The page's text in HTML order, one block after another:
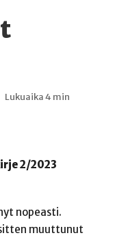
Lukuaika 4 min
2/2023
nopeasti.
muuttunut